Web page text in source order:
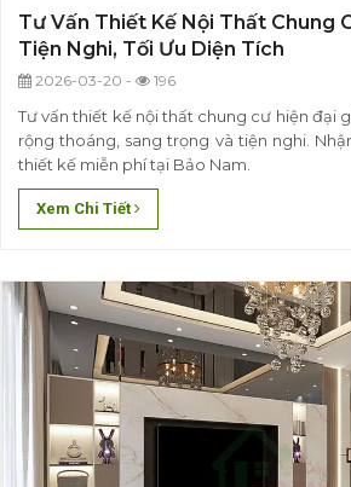
Tư Vấn Thiết Kế Nội Thất Chung
Tiện Nghi, Tối Ưu Diện Tích
2026-03-20 - 196
Tư vấn thiết kế nội thất chung cư hiện đại
rộng thoáng, sang trọng và tiện nghi.
thiết kế miễn phí tại Bảo Nam.
Xem Chi Tiết